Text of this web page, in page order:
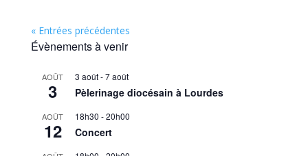
« Entrées précédentes
Évènements à venir
AOÛT
3
3 août-7 août
Pèlerinage diocésain à Lourdes
AOÛT
12
18h30 -20h00
Concert